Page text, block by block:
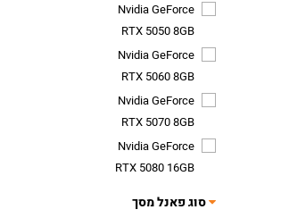
Nvidia GeForce
RTX 5050 8GB
Nvidia GeForce
RTX 5060 8GB
Nvidia GeForce
RTX 5070 8GB
Nvidia GeForce
RTX 5080 16GB
סוג פאנל מסך